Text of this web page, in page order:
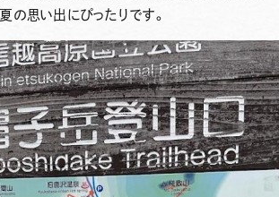
の思い出にぴったりです。